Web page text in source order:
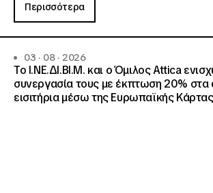
Περισσότερα
03 · 08 · 2026
Το Ι.ΝΕ.ΔΙ.ΒΙ.Μ. και o Όμιλος Attica
συνεργασία τους με έκπτωση 20% στα
εισιτήρια μέσω της Ευρωπαϊκής